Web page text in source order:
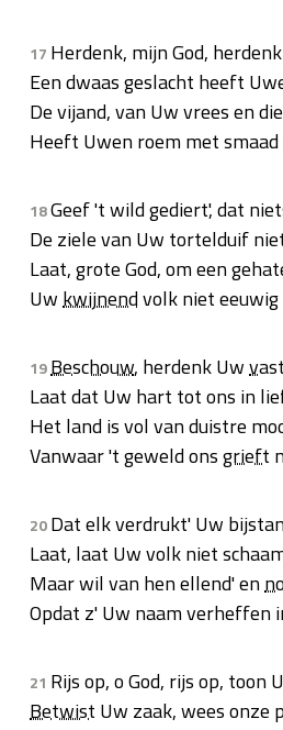
17 Herdenk, mijn God,
Een dwaas geslacht heeft
De vijand, van Uw vrees en
Heeft Uwen roem met smaad
18Geef 't wild gediert', dat
De ziele van Uw tortelduif
Laat, grote God, om een
Uwkwijnendvolk niet
19Beschouw, herdenk Uw
Laat dat Uw hart tot ons in
Het land is vol van duistre
Vanwaar 't geweld onsgrieft
20Dat elk verdrukt' Uw
Laat, laat Uw volk niet
Maar wil van hen ellend' en
Opdat z' Uw naam verheffen
21 Rijs op, o God, rijs op, toon
Betwist Uw zaak, wees onze